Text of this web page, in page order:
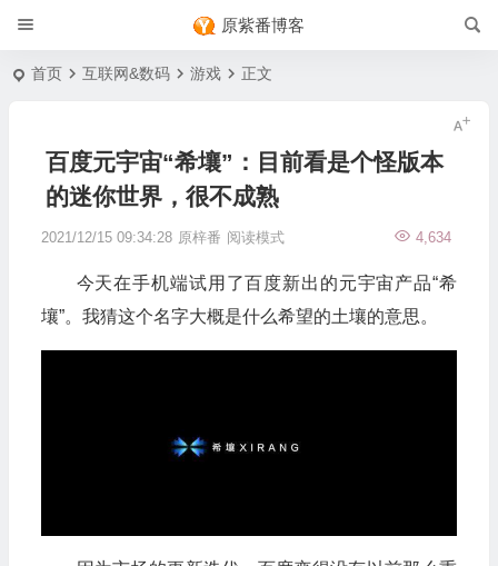
原紫番博客
首页 互联网&数码 游戏 正文
百度元宇宙“希壤”：目前看是个怪版本
的迷你世界，很不成熟
2021/12/15 09:34:28 原梓番 4,634
阅读模式
今天在手机端试用了百度新出的元宇宙产品“希
壤”。我猜这个名字大概是什么希望的土壤的意思。